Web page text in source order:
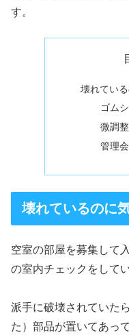
す。
壊れてい
ゴム
微調
管理
壊れているのに
空室の部屋を募集して
の室内チェックをして
派手に破壊されていた
た）部品が置いてあっ